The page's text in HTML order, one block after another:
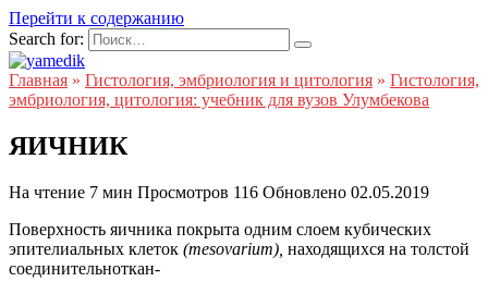
Перейти к содержанию
Search for:
Главная » Гистология, эмбриология и цитология » Гистология,
эмбриология, цитология: учебник для вузов Улумбекова
ЯИЧНИК
На чтение 7 мин Просмотров 116 Обновлено 02.05.2019
Поверхность яичника покрыта одним слоем кубических
эпителиальных клеток (mesovarium), находящихся на толстой
соединительноткан-